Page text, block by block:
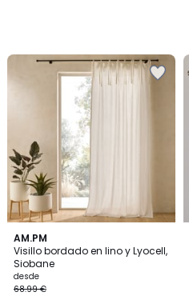
AM.PM
Visillo bordado en lino y Lyocell,
Siobane
desde
68.99 €
4,7
/ 5